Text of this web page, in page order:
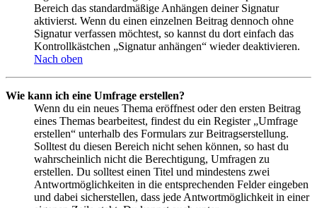
Bereich das standardmäßige Anhängen deiner Signatur
aktivierst. Wenn du einen einzelnen Beitrag dennoch ohne
Signatur verfassen möchtest, so kannst du dort einfach das
Kontrollkästchen „Signatur anhängen“ wieder deaktivieren.
Nach oben
Wie kann ich eine Umfrage erstellen?
Wenn du ein neues Thema eröffnest oder den ersten Beitrag
eines Themas bearbeitest, findest du ein Register „Umfrage
erstellen“ unterhalb des Formulars zur Beitragserstellung.
Solltest du diesen Bereich nicht sehen können, so hast du
wahrscheinlich nicht die Berechtigung, Umfragen zu
erstellen. Du solltest einen Titel und mindestens zwei
Antwortmöglichkeiten in die entsprechenden Felder eingeben
und dabei sicherstellen, dass jede Antwortmöglichkeit in einer